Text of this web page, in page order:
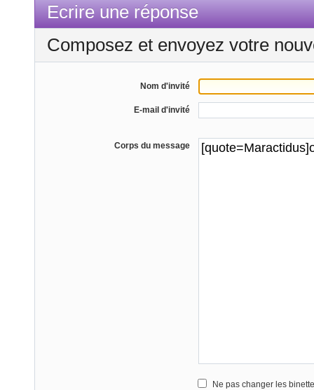
Ecrire une réponse
Composez et envoyez votre
Nom d'invité
E-mail d'invité
Corps du message
Ne pas changer les